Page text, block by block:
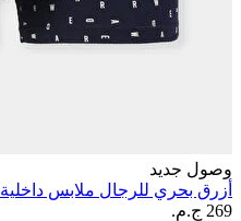
وصول جديد
أزرق بحري للرجال ملابس داخلية
269 ج.م.‏